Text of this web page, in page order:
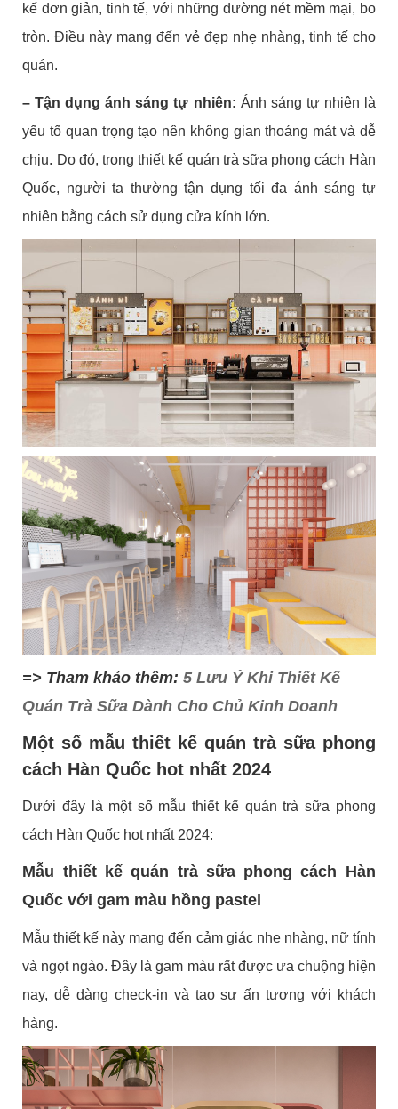
kế đơn giản, tinh tế, với những đường nét mềm mại, bo
tròn. Điều này mang đến vẻ đẹp nhẹ nhàng, tinh tế cho
quán.
– Tận dụng ánh sáng tự nhiên: Ánh sáng tự nhiên là
yếu tố quan trọng tạo nên không gian thoáng mát và dễ
chịu. Do đó, trong thiết kế quán trà sữa phong cách Hàn
Quốc, người ta thường tận dụng tối đa ánh sáng tự
nhiên bằng cách sử dụng cửa kính lớn.
=> Tham khảo thêm:5 Lưu Ý Khi Thiết Kế
Quán Trà Sữa Dành Cho Chủ Kinh Doanh
Một số mẫu thiết kế quán trà sữa phong
cách Hàn Quốc hot nhất 2024
Dưới đây là một số mẫu thiết kế quán trà sữa phong
cách Hàn Quốc hot nhất 2024:
Mẫu thiết kế quán trà sữa phong cách Hàn
Quốc với gam màu hồng pastel
Mẫu thiết kế này mang đến cảm giác nhẹ nhàng, nữ tính
và ngọt ngào. Đây là gam màu rất được ưa chuộng hiện
nay, dễ dàng check-in và tạo sự ấn tượng với khách
hàng.